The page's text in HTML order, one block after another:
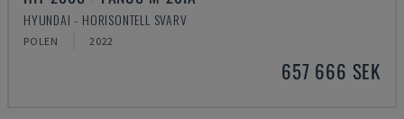
HYUNDAI - HORISONTELL SVARV
POLEN 2022
657 666 SEK